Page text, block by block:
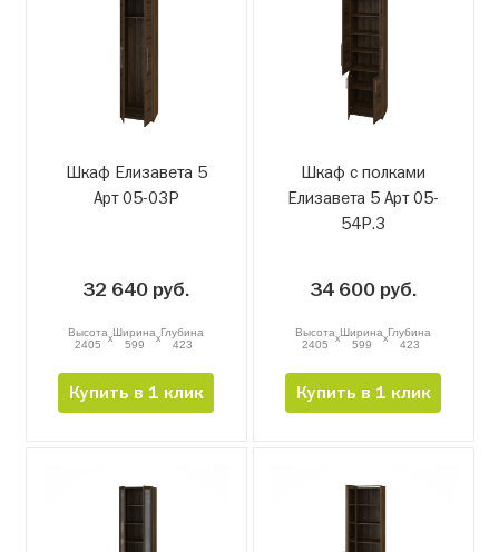
Шкаф Елизавета 5
Арт 05-03Р
32 640 руб.
Высота
2405
xШирина
599
xГлубина
423
Купить в 1 клик
Шкаф с полками
Елизавета 5 Арт 05-
54Р.3
34 600 руб.
Высота
2405
xШирина
599
xГлубина
423
Купить в 1 клик